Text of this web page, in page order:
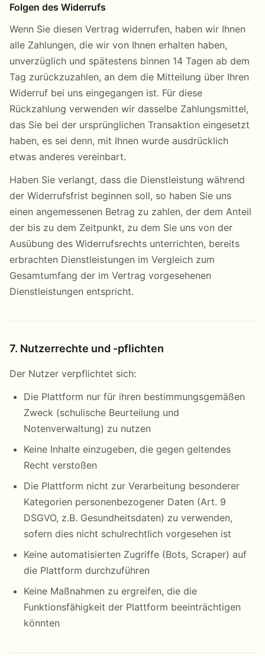
Folgen des Widerrufs
Wenn Sie diesen Vertrag widerrufen, haben wir Ihnen
alle Zahlungen, die wir von Ihnen erhalten haben,
unverzüglich und spätestens binnen 14 Tagen ab dem
Tag zurückzuzahlen, an dem die Mitteilung über Ihren
Widerruf bei uns eingegangen ist. Für diese
Rückzahlung verwenden wir dasselbe Zahlungsmittel,
das Sie bei der ursprünglichen Transaktion eingesetzt
haben, es sei denn, mit Ihnen wurde ausdrücklich
etwas anderes vereinbart.
Haben Sie verlangt, dass die Dienstleistung während
der Widerrufsfrist beginnen soll, so haben Sie uns
einen angemessenen Betrag zu zahlen, der dem Anteil
der bis zu dem Zeitpunkt, zu dem Sie uns von der
Ausübung des Widerrufsrechts unterrichten, bereits
erbrachten Dienstleistungen im Vergleich zum
Gesamtumfang der im Vertrag vorgesehenen
Dienstleistungen entspricht.
7. Nutzerrechte und -pflichten
Der Nutzer verpflichtet sich:
Die Plattform nur für ihren bestimmungsgemäßen
Zweck (schulische Beurteilung und
Notenverwaltung) zu nutzen
Keine Inhalte einzugeben, die gegen geltendes
Recht verstoßen
Die Plattform nicht zur Verarbeitung besonderer
Kategorien personenbezogener Daten (Art. 9
DSGVO, z.B. Gesundheitsdaten) zu verwenden,
sofern dies nicht schulrechtlich vorgesehen ist
Keine automatisierten Zugriffe (Bots, Scraper) auf
die Plattform durchzuführen
Keine Maßnahmen zu ergreifen, die die
Funktionsfähigkeit der Plattform beeinträchtigen
könnten